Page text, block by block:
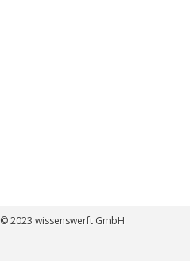
© 2023 wissenswerft GmbH